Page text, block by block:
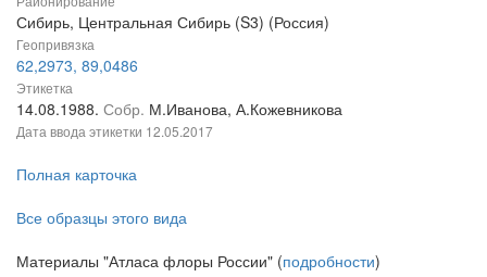
Сибирь, Центральная Сибирь (S3) (Россия)
Геопривязка
62,2973, 89,0486
Этикетка
14.08.1988. Собр. М.Иванова, А.Кожевникова
Дата ввода этикетки 12.05.2017
Полная карточка
Все образцы этого вида
Материалы "Атласа флоры России" (подробности)